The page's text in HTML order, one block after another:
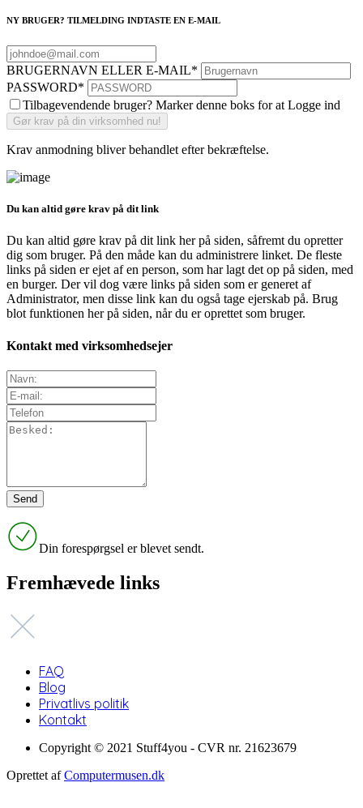
NY BRUGER? TILMELDING INDTASTE EN E-MAIL
BRUGERNAVN ELLER E-MAIL*
PASSWORD*
Tilbagevendende bruger? Marker denne boks for at Logge ind
Krav anmodning bliver behandlet efter bekræftelse.
Du kan altid gøre krav på dit link
Du kan altid gøre krav på dit link her på siden, såfremt du opretter
dig som bruger. På den måde kan du administrere linket. De fleste
links på siden er ejet af en person, som har lagt det op på siden, med
en burger. Der vil dog være links på siden som er generet af
Administrator, men disse link kan du også tage ejerskab på. Brug
blot funktionen her på siden, når du er oprettet som bruger.
Kontakt med virksomhedsejer
Din forespørgsel er blevet sendt.
Fremhævede links
FAQ
Blog
Privatlivs politik
Kontakt
Copyright © 2021 Stuff4you - CVR nr. 21623679
Oprettet afComputermusen.dk